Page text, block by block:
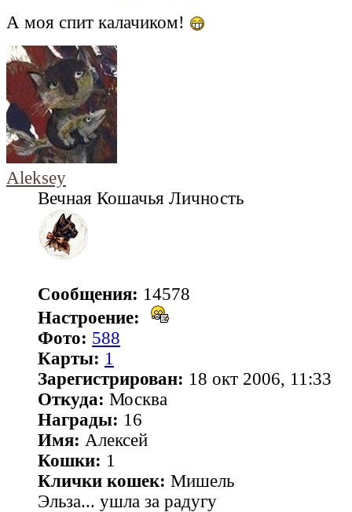
А моя спит калачиком!
Aleksey
Вечная Кошачья Личность
Сообщения: 14578
Настроение:
Фото: 588
Карты: 1
Зарегистрирован: 18 окт 2006, 11:33
Откуда: Москва
Награды: 16
Имя: Алексей
Кошки: 1
Клички кошек: Мишель
Эльза... ушла за радугу